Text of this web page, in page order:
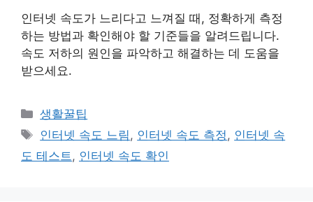
인터넷 속도가 느리다고 느껴질 때, 정확하게 측정
하는 방법과 확인해야 할 기준들을 알려드립니다.
속도 저하의 원인을 파악하고 해결하는 데 도움을
받으세요.
카
테
리
생활꿀팁
태
그
인터넷 속도 느림, 인터넷 속도 측정, 인터넷 속
도 테스트, 인터넷 속도 확인